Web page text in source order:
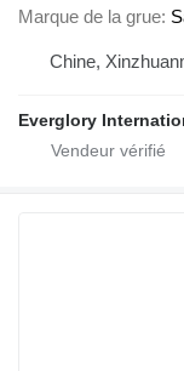
Marque de la grue
Chine,
Everglory